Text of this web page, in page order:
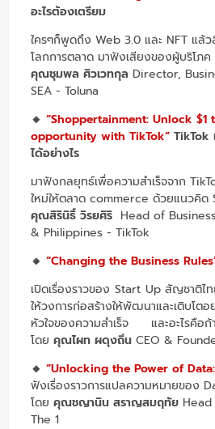
อะไรต้องเตรียม
ใครๆก็พูดถึง Web 3.0 และ NFT แล้
โลกการตลาด มาฟังเสียงของผู้บริโภ
คุณชุมพล ศิวเวทกุล Director,
SEA - Toluna
🔸 “Shoppertainment: Unlock
opportunity with TikTok” TikTok
ได้อย่างไร
มาฟังกลยุทธ์เพื่อความสำเร็จจาก
ใหม่ให้ตลาด commerce ด้วยแนวคิด
คุณสิรินิธิ์ วิรยศิริ Head of
& Philippines - TikTok
🔸 “Changing the Business
เปิดเรื่องราวของ Start Up สัญชาติไ
ให้วงการก่อสร้างให้พัฒนาและเติบโ
หัวใจของความสำเร็จ และอะไรคือก้
โดยคุณไผท ผดุงถิ่น CEO &
🔸 “Unlocking the Power of
ฟังเรื่องราวการแปลความหมายของ
โดยคุณชญานิน สราญสมฤทัย
The 1